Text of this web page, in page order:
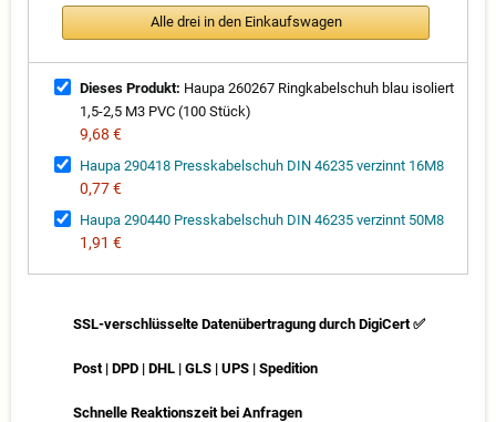
Alle drei in den Einkaufswagen
Dieses Produkt: Haupa 260267 Ringkabelschuh blau isoliert
1,5-2,5 M3 PVC (100 Stück)
9,68 €
Haupa 290418 Presskabelschuh DIN 46235 verzinnt 16M8
0,77 €
Haupa 290440 Presskabelschuh DIN 46235 verzinnt 50M8
1,91 €
SSL-verschlüsselte Datenübertragung durch DigiCert ✅
Post | DPD | DHL | GLS | UPS | Spedition
Schnelle Reaktionszeit bei Anfragen